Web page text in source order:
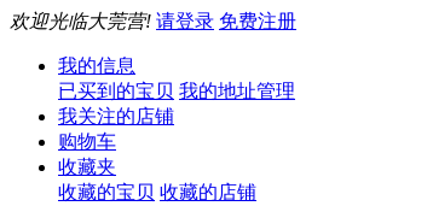
欢迎光临大莞营! 请登录 免费注册
我的信息
已买到的宝贝 我的地址管理
我关注的店铺
购物车
收藏夹
收藏的宝贝 收藏的店铺